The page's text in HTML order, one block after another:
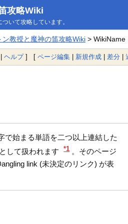
攻略Wiki
いて攻略しています。
ン教授と魔神の笛攻略Wiki> WikiName
| ヘルプ] [ ページ編集 | 新規作成 | 差分 |
で始まる単語を二つ以上連結した
して扱われます
*1 。そのページ
link (未決定のリンク) が表